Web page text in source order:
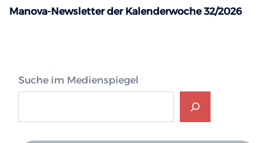
Manova-Newsletter der Kalenderwoche 32/2026
Suche im Medienspiegel